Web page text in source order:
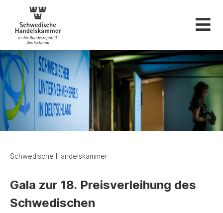
Schwedische
Schwedische Handelskammer
Gala zur 18. Preisverleihung des
Schwedischen